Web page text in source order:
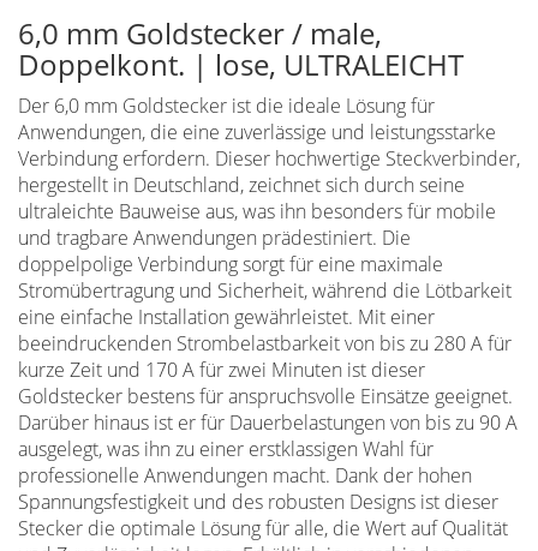
6,0 mm Goldstecker / male,
Doppelkont. | lose, ULTRALEICHT
Der 6,0 mm Goldstecker ist die ideale Lösung für
Anwendungen, die eine zuverlässige und leistungsstarke
Verbindung erfordern. Dieser hochwertige Steckverbinder,
hergestellt in Deutschland, zeichnet sich durch seine
ultraleichte Bauweise aus, was ihn besonders für mobile
und tragbare Anwendungen prädestiniert. Die
doppelpolige Verbindung sorgt für eine maximale
Stromübertragung und Sicherheit, während die Lötbarkeit
eine einfache Installation gewährleistet. Mit einer
beeindruckenden Strombelastbarkeit von bis zu 280 A für
kurze Zeit und 170 A für zwei Minuten ist dieser
Goldstecker bestens für anspruchsvolle Einsätze geeignet.
Darüber hinaus ist er für Dauerbelastungen von bis zu 90 A
ausgelegt, was ihn zu einer erstklassigen Wahl für
professionelle Anwendungen macht. Dank der hohen
Spannungsfestigkeit und des robusten Designs ist dieser
Stecker die optimale Lösung für alle, die Wert auf Qualität